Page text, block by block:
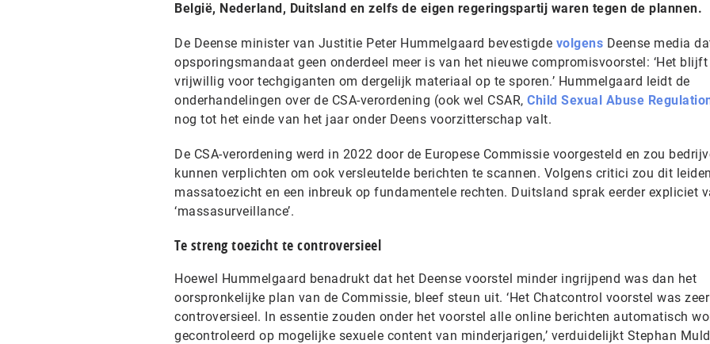
België, Nederland, Duitsland en zelfs de eigen regeringspartij waren tegen de plannen.
De Deense minister van Justitie Peter Hummelgaard bevestigde volgens Deense media
opsporingsmandaat geen onderdeel meer is van het nieuwe compromisvoorstel: ‘Het blijft
vrijwillig voor techgiganten om dergelijk materiaal op te sporen.’ Hummelgaard leidt de
onderhandelingen over de CSA-verordening (ook wel CSAR, Child Sexual Abuse
nog tot het einde van het jaar onder Deens voorzitterschap valt.
De CSA-verordening werd in 2022 door de Europese Commissie voorgesteld en zou
kunnen verplichten om ook versleutelde berichten te scannen. Volgens critici zou dit
massa­toezicht en een inbreuk op fundamentele rechten. Duitsland sprak eerder expliciet
‘massasurveillance’.
Te streng toezicht te controversieel
Hoewel Hummelgaard benadrukt dat het Deense voorstel minder ingrijpend was dan het
oorspronkelijke plan van de Commissie, bleef steun uit. ‘Het Chatcontrol voorstel was zeer
controversieel. In essentie zouden onder het voorstel alle online berichten automatisch
gecontroleerd op mogelijke sexuele content van minderjarigen,’ verduidelijkt Stephan